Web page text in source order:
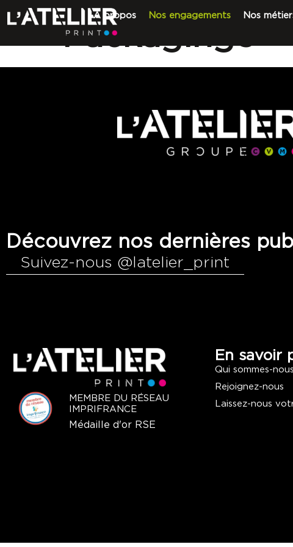
A propos Nos engagements Nos
Packaging3
Découvrez nos dernières
Suivez-nous @latelier_print
MEMBRE DU RÉSEAU
IMPRIFRANCE
Médaille d'or RSE
En savoir
Qui sommes-
Rejoignez-nous
Laissez-nous